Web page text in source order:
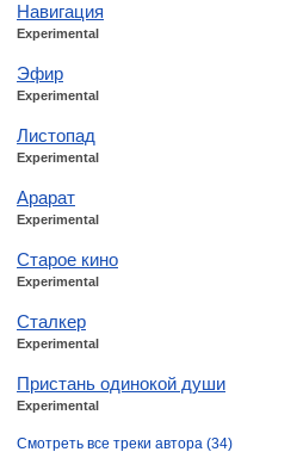
Навигация
Experimental
Эфир
Experimental
Листопад
Experimental
Арарат
Experimental
Старое кино
Experimental
Сталкер
Experimental
Пристань одинокой души
Experimental
Смотреть все треки автора (34)